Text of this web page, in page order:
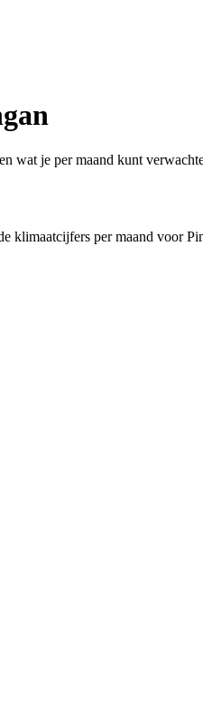
wat je per maand kunt
klimaatcijfers per maand voor